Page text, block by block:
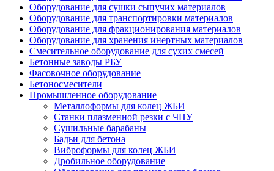
Оборудование для сушки сыпучих материалов
Оборудование для транспортировки материалов
Оборудование для фракционирования материалов
Оборудование для хранения инертных материалов
Смесительное оборудование для сухих смесей
Бетонные заводы РБУ
Фасовочное оборудование
Бетоносмесители
Промышленное оборудование
Металлоформы для колец ЖБИ
Станки плазменной резки с ЧПУ
Сушильные барабаны
Бадьи для бетона
Виброформы для колец ЖБИ
Дробильное оборудование